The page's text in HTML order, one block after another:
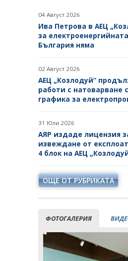
04 Август 2026
Ива Петрова в АЕЦ
за
България няма
02 Август 2026
АЕЦ „Козлодуй“
работи с натоварване
графика за
31 Юли 2026
АЯР издаде лицензия
извеждане от
4 блок на АЕЦ
ОЩЕ ОТ РУБРИКАТА
ФОТОГАЛЕРИЯ